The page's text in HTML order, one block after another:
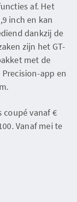
af. Het
inch en kan
dankzij de
zijn het GT-
met de
app en
coupé vanaf €
Vanaf mei te